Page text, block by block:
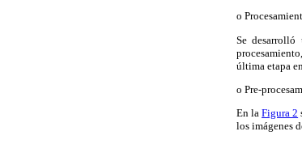
o
Se
última etapa
o Pre-
En laFigura 2
los imágenes